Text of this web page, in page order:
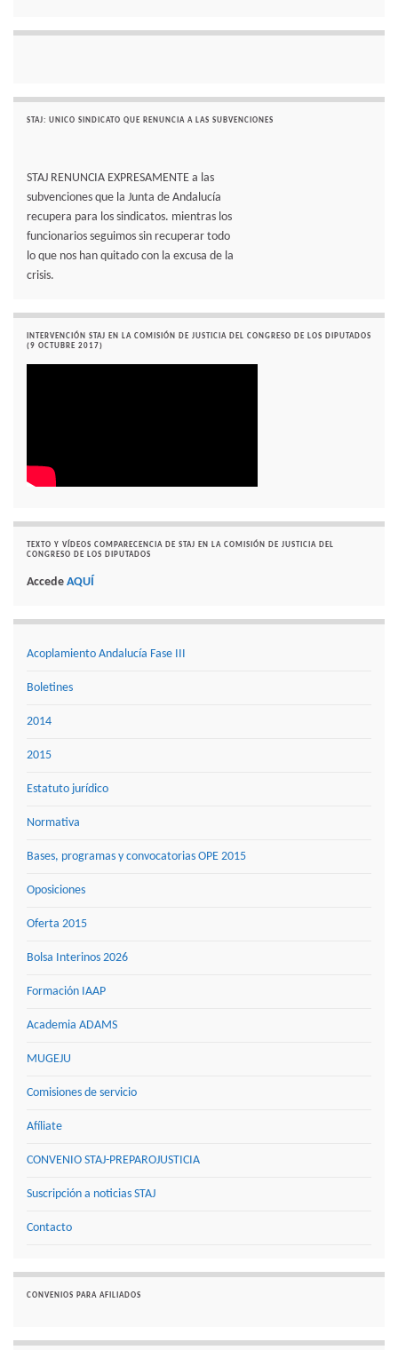
STAJ: UNICO SINDICATO QUE RENUNCIA A LAS SUBVENCIONES
STAJ RENUNCIA EXPRESAMENTE a las
subvenciones que la Junta de Andalucía
recupera para los sindicatos. mientras los
funcionarios seguimos sin recuperar todo
lo que nos han quitado con la excusa de la
crisis.
INTERVENCIÓN STAJ EN LA COMISIÓN DE JUSTICIA DEL CONGRESO DE LOS DIPUTADOS
(9 OCTUBRE 2017)
TEXTO Y VÍDEOS COMPARECENCIA DE STAJ EN LA COMISIÓN DE JUSTICIA DEL
CONGRESO DE LOS DIPUTADOS
Accede AQUÍ
Acoplamiento Andalucía Fase III
Boletines
2014
2015
Estatuto jurídico
Normativa
Bases, programas y convocatorias OPE 2015
Oposiciones
Oferta 2015
Bolsa Interinos 2026
Formación IAAP
Academia ADAMS
MUGEJU
Comisiones de servicio
Afíliate
CONVENIO STAJ-PREPAROJUSTICIA
Suscripción a noticias STAJ
Contacto
CONVENIOS PARA AFILIADOS